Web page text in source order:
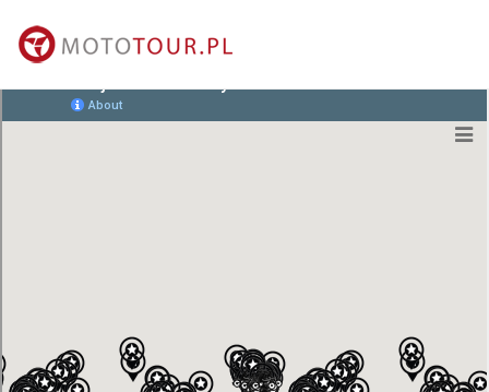
MAPA MIEJSCA